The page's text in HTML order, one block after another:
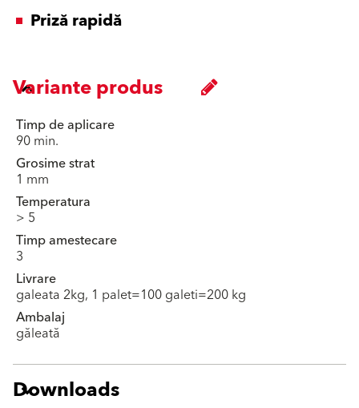
Priză rapidă
Variante produs
Timp de aplicare
90 min.
Grosime strat
1 mm
Temperatura
> 5
Timp amestecare
3
Livrare
galeata 2kg, 1 palet=100 galeti=200 kg
Ambalaj
găleată
Downloads